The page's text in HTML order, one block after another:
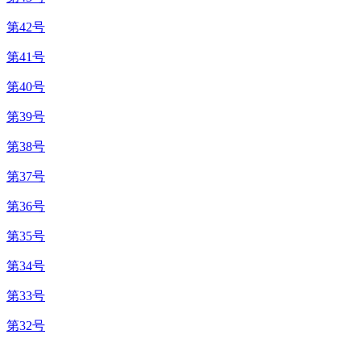
第42号
第41号
第40号
第39号
第38号
第37号
第36号
第35号
第34号
第33号
第32号